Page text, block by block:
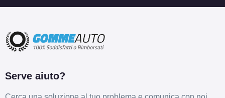
Serve aiuto?